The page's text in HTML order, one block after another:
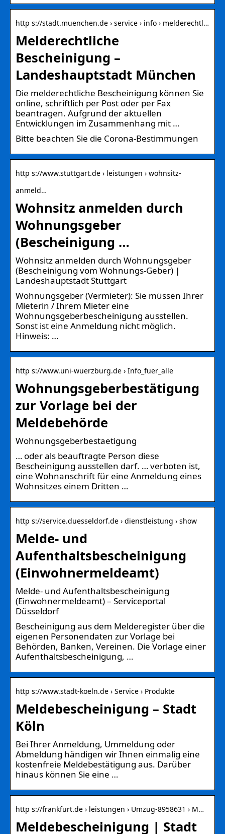
http s://stadt.muenchen.de › service › info › melderechtl…
Melderechtliche
Bescheinigung –
Landeshauptstadt München
Die melderechtliche Bescheinigung können Sie
online, schriftlich per Post oder per Fax
beantragen. Aufgrund der aktuellen
Entwicklungen im Zusammenhang mit …
Bitte beachten Sie die Corona-Bestimmungen
http s://www.stuttgart.de › leistungen › wohnsitz-
anmeld…
Wohnsitz anmelden durch
Wohnungsgeber
(Bescheinigung …
Wohnsitz anmelden durch Wohnungsgeber
(Bescheinigung vom Wohnungs-Geber) |
Landeshauptstadt Stuttgart
Wohnungsgeber (Vermieter): Sie müssen Ihrer
Mieterin / Ihrem Mieter eine
Wohnungsgeberbescheinigung ausstellen.
Sonst ist eine Anmeldung nicht möglich.
Hinweis: …
http s://www.uni-wuerzburg.de › Info_fuer_alle
Wohnungsgeberbestätigung
zur Vorlage bei der
Meldebehörde
Wohnungsgeberbestaetigung
… oder als beauftragte Person diese
Bescheinigung ausstellen darf. … verboten ist,
eine Wohnanschrift für eine Anmeldung eines
Wohnsitzes einem Dritten …
http s://service.duesseldorf.de › dienstleistung › show
Melde- und
Aufenthaltsbescheinigung
(Einwohnermeldeamt)
Melde- und Aufenthaltsbescheinigung
(Einwohnermeldeamt) – Serviceportal
Düsseldorf
Bescheinigung aus dem Melderegister über die
eigenen Personendaten zur Vorlage bei
Behörden, Banken, Vereinen. Die Vorlage einer
Aufenthaltsbescheinigung, …
http s://www.stadt-koeln.de › Service › Produkte
Meldebescheinigung – Stadt
Köln
Bei Ihrer Anmeldung, Ummeldung oder
Abmeldung händigen wir Ihnen einmalig eine
kostenfreie Meldebestätigung aus. Darüber
hinaus können Sie eine …
http s://frankfurt.de › leistungen › Umzug-8958631 › M…
Meldebescheinigung | Stadt